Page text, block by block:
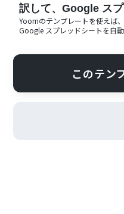
訳して、Google ス
Yoomのテンプレートを使えば
Google スプレッドシートを自
このテン